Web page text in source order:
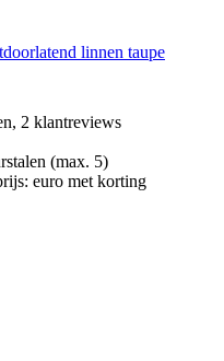
linnen taupe
2 klantreviews
(max. 5)
euro met korting